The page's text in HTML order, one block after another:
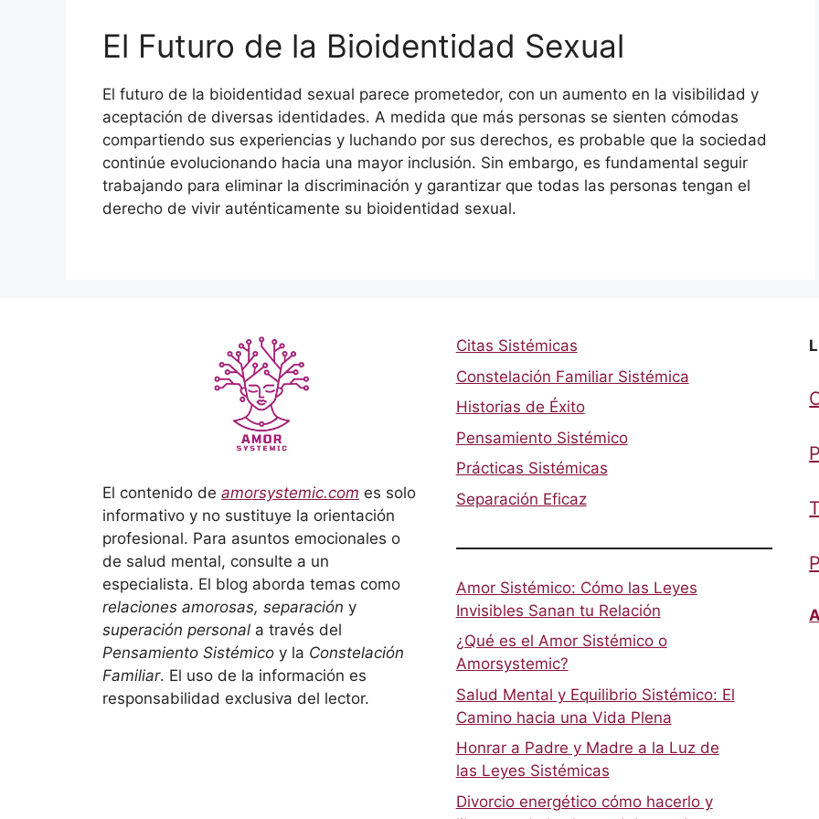
El Futuro de la Bioidentidad Sexual
El futuro de la bioidentidad sexual parece prometedor, con un aumento en la visibilidad y
aceptación de diversas identidades. A medida que más personas se sienten cómodas
compartiendo sus experiencias y luchando por sus derechos, es probable que la sociedad
continúe evolucionando hacia una mayor inclusión. Sin embargo, es fundamental seguir
trabajando para eliminar la discriminación y garantizar que todas las personas tengan el
derecho de vivir auténticamente su bioidentidad sexual.
El contenido de amorsystemic.com es solo
informativo y no sustituye la orientación
profesional. Para asuntos emocionales o
de salud mental, consulte a un
especialista. El blog aborda temas como
relaciones amorosas, separación y
superación personal a través del
Pensamiento Sistémico y la Constelación
Familiar. El uso de la información es
responsabilidad exclusiva del lector.
Citas Sistémicas
Constelación Familiar Sistémica
Historias de Éxito
Pensamiento Sistémico
Prácticas Sistémicas
Separación Eficaz
Amor Sistémico: Cómo las Leyes
Invisibles Sanan tu Relación
¿Qué es el Amor Sistémico o
Amorsystemic?
Salud Mental y Equilibrio Sistémico: El
Camino hacia una Vida Plena
Honrar a Padre y Madre a la Luz de
las Leyes Sistémicas
Divorcio energético cómo hacerlo y